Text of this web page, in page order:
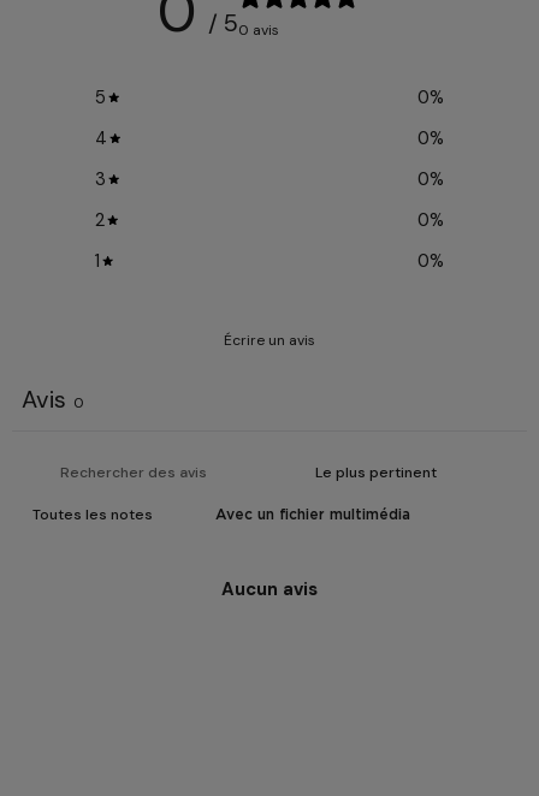
/ 50 avis
5 0%
4
0%
3
0%
2
0%
1
0%
Écrire un avis
Avis 0
Avec un fichier multimédia
Aucun avis